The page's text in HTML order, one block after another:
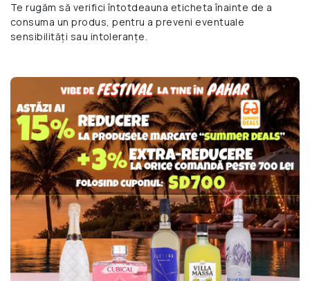
Te rugăm să verifici întotdeauna eticheta înainte de a
consuma un produs, pentru a preveni eventuale
sensibilități sau intoleranțe.